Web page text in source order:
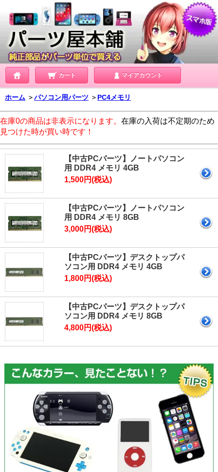
カート マイアカウント
ホーム ＞パソコン用パーツ ＞ PC4メモリ
在庫0の商品は非表示になります。 在庫の入荷は不定期のため
見つけた時が買い時です！
【中古PCパーツ】ノートパソコン
用 DDR4 メモリ 4GB
1,500円(税込)
【中古PCパーツ】ノートパソコン
用 DDR4 メモリ 8GB
3,000円(税込)
【中古PCパーツ】デスクトップパ
ソコン用 DDR4 メモリ 4GB
1,800円(税込)
【中古PCパーツ】デスクトップパ
ソコン用 DDR4 メモリ 8GB
4,800円(税込)